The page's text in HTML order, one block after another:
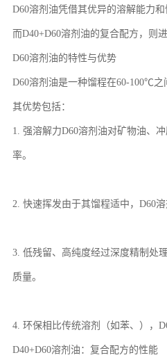
D60溶剂油凭借其优异的溶解能力
而D40+D60溶剂油的复合配方，则
D60溶剂油的特性与优势
D60溶剂油是一种馏程在60-100℃
其优势包括：
1. 强溶解力D60溶剂油对矿物油、
率。
2. 快速挥发由于其馏程适中，D60
3. 低残留、高纯度经过深度精制处
质量。
4. 环保相比传统溶剂（如苯、），
D40+D60溶剂油：复合配方的性能